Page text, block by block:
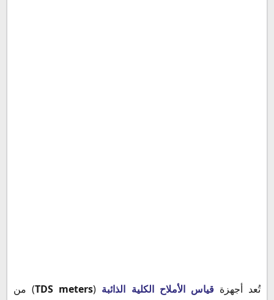
تُعد أجهزةقياس الأملاح الكلية الذائبة (
TDS meters) من